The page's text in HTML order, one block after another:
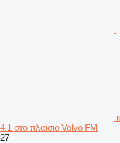
4.1 στο πλαίσιο Volvo FM
27